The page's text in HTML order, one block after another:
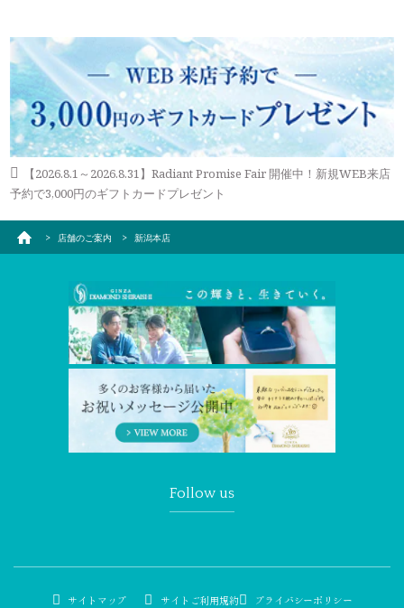
【2026.8.1～2026.8.31】Radiant Promise Fair 開催中！新規WEB来店
予約で3,000円のギフトカードプレゼント
店舗のご案内 新潟本店
Follow us
サイトマップ サイトご利用規約 プライバシーポリシー